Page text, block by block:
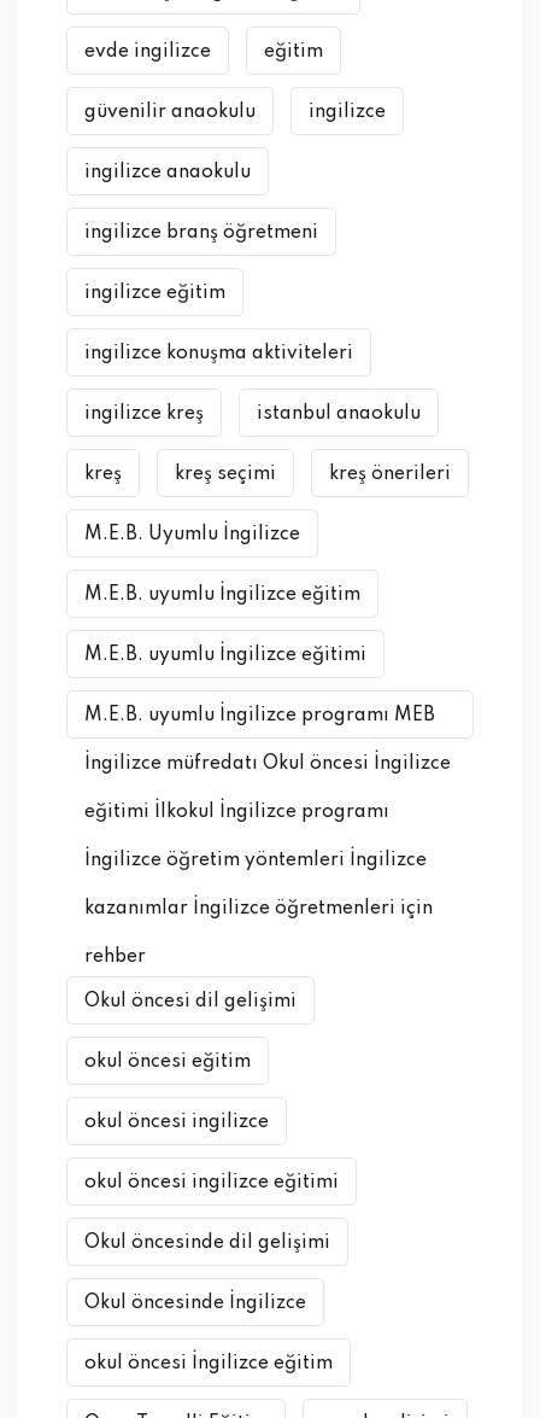
evde ingilizce eğitim
güvenilir anaokulu ingilizce
ingilizce anaokulu
ingilizce branş öğretmeni
ingilizce eğitim
ingilizce konuşma aktiviteleri
ingilizce kreş istanbul anaokulu
kreş kreş seçimi kreş önerileri
M.E.B. Uyumlu İngilizce
M.E.B. uyumlu İngilizce eğitim
M.E.B. uyumlu İngilizce eğitimi
M.E.B. uyumlu İngilizce programı MEB
İngilizce müfredatı Okul öncesi İngilizce
eğitimi İlkokul İngilizce programı
İngilizce öğretim yöntemleri İngilizce
kazanımlar İngilizce öğretmenleri için
rehber
Okul öncesi dil gelişimi
okul öncesi eğitim
okul öncesi ingilizce
okul öncesi ingilizce eğitimi
Okul öncesinde dil gelişimi
Okul öncesinde İngilizce
okul öncesi İngilizce eğitim